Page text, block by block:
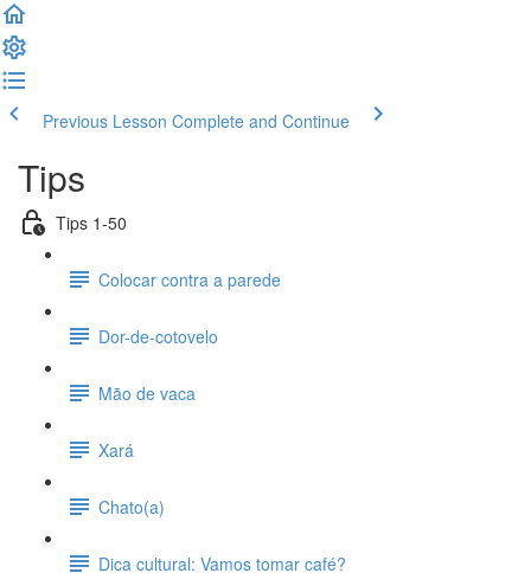
Previous Lesson Complete and Continue
Tips
Tips 1-50
Colocar contra a parede
Dor-de-cotovelo
Mão de vaca
Xará
Chato(a)
Dica cultural: Vamos tomar café?